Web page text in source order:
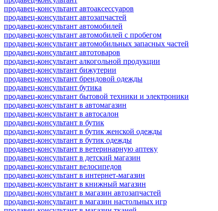
продавец-консультант автоаксессуаров
продавец-консультант автозапчастей
продавец-консультант автомобилей
продавец-консультант автомобилей с пробегом
продавец-консультант автомобильных запасных частей
продавец-консультант автотоваров
продавец-консультант алкогольной продукции
продавец-консультант бижутерии
продавец-консультант брендовой одежды
продавец-консультант бутика
продавец-консультант бытовой техники и электроники
продавец-консультант в автомагазин
продавец-консультант в автосалон
продавец-консультант в бутик
продавец-консультант в бутик женской одежды
продавец-консультант в бутик одежды
продавец-консультант в ветеринарную аптеку
продавец-консультант в детский магазин
продавец-консультант велосипедов
продавец-консультант в интернет-магазин
продавец-консультант в книжный магазин
продавец-консультант в магазин автозапчастей
продавец-консультант в магазин настольных игр